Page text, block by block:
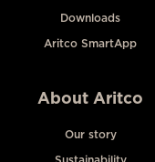
Downloads
Aritco SmartApp
About Aritco
Our story